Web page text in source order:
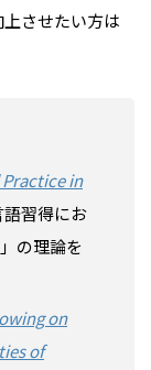
させたい方は
in
習得にお
の理論を
on
of